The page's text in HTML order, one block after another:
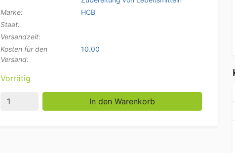
Marke:
HCB
Staat:
Versandzeit:
Kosten für den
Versand:
10.00
Vorrätig
Edelstahl Elektrische Gewürzmühle Gewürzmühle
In den Warenkorb